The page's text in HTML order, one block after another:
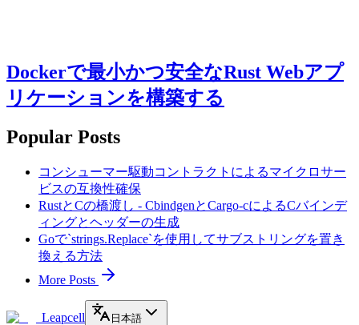
Dockerで最小かつ安全なRust Webアプ
リケーションを構築する
Popular Posts
コンシューマー駆動コントラクトによるマイクロサー
ビスの互換性確保
RustとCの橋渡し - CbindgenとCargo-cによるCバインデ
ィングとヘッダーの生成
Goで`strings.Replace`を使用してサブストリングを置き
換える方法
More Posts
Leapcell 日本語